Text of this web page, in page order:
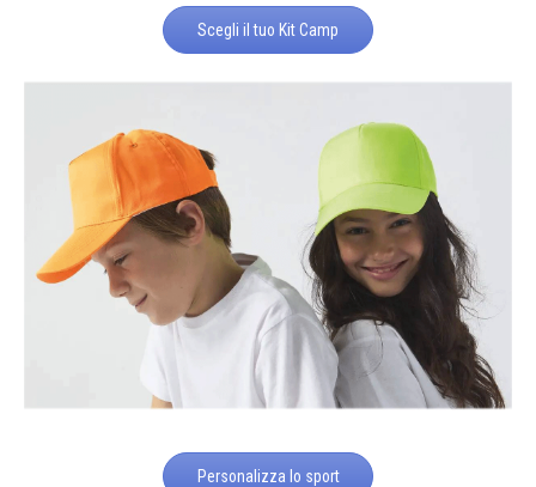
Scegli il tuo Kit Camp
Personalizza lo sport